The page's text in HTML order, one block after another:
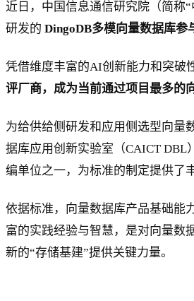
近日，中国信息通信研究院（简称
研发的 DingoDB多模向量数据库参
凭借维度丰富的AI创新能力和突破
评厂商，成为当前通过项目最多的
为给供给侧研发和应用侧选型向量
据库应用创新实验室（CAICT DBL
编单位之一，为标准的制定提供了
依据标准，向量数据库产品基础能
富的实践经验与智慧，是对向量数
新的“存储基建”提供关键力量。